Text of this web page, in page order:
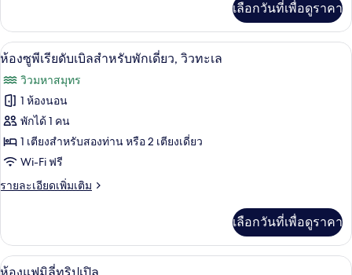
วิว
ทะเล
เกี่ยว
กับ
ห้อง
พี
เรียดั
บเบิล,
วิว
ทะเล
เลือกวันที่เพื่อดูราคา
เปิด
ภาพถ่าย
ทั้งหมด
ของ
ห้อง
ซู
พี
บเบิล
สำหรับ
โต๊ะทำงาน, ผ้าม่านกันแสง, เปล/เตียง
1
ห้องซูพีเรียดับเบิลสำหรับพักเดี่ยว, วิวทะเล
วิวมหาสมุทร
1 ห้องนอน
พักได้ 1 คน
1 เตียงสำหรับสองท่าน หรือ 2 เตียงเดี่ยว
Wi-Fi ฟรี
รายละเอียดเพิ่มเติม
ราย
เกี่ยว
กับ
ห้อง
เลือกวันที่เพื่อดูราคา
เปิด โต๊ะทำงาน, ผ้าม่านกันแสง, เปล/เตียง
1